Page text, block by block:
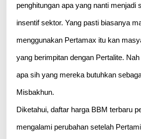
penghitungan apa yang nanti menjadi
insentif sektor. Yang pasti biasanya
menggunakan Pertamax itu kan
yang berimpitan dengan Pertalite.
apa sih yang mereka butuhkan
Misbakhun.
Diketahui, daftar harga BBM terbaru
mengalami perubahan setelah